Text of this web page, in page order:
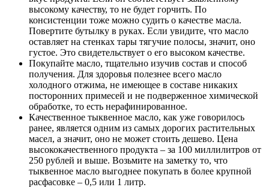
высокому качеству, то не будет горчить. По
консистенции тоже можно судить о качестве масла.
Повертите бутылку в руках. Если увидите, что масло
оставляет на стенках тары тягучие полосы, значит, оно
густое. Это свидетельствует о его высоком качестве.
Покупайте масло, тщательно изучив состав и способ
получения. Для здоровья полезнее всего масло
холодного отжима, не имеющее в составе никаких
посторонних примесей и не подверженное химической
обработке, то есть нерафинированное.
Качественное тыквенное масло, как уже говорилось
ранее, является одним из самых дорогих растительных
масел, а значит, оно не может стоить дешево. Цена
высококачественного продукта – за 100 миллилитров от
250 рублей и выше. Возьмите на заметку то, что
тыквенное масло выгоднее покупать в более крупной
расфасовке – 0,5 или 1 литр.